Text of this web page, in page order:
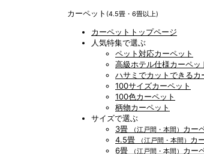
カーペット (4.5畳・6畳以上)
カーペットトップページ
人気特集で選ぶ
ペット対応カーペット
高級ホテル仕様カーペッ
ハサミでカットできるカ
100サイズカーペット
100色カーペット
柄物カーペット
サイズで選ぶ
3畳
（江戸間・本間） カー
4.5畳
（江戸間・本間） カ
6畳
（江戸間・本間） カー